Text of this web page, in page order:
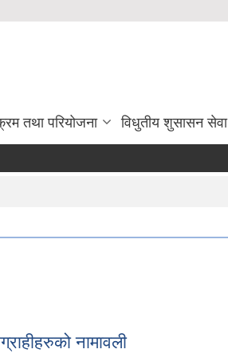
तथा परियोजना विधुतीय शुसासन सेवा
नामावली